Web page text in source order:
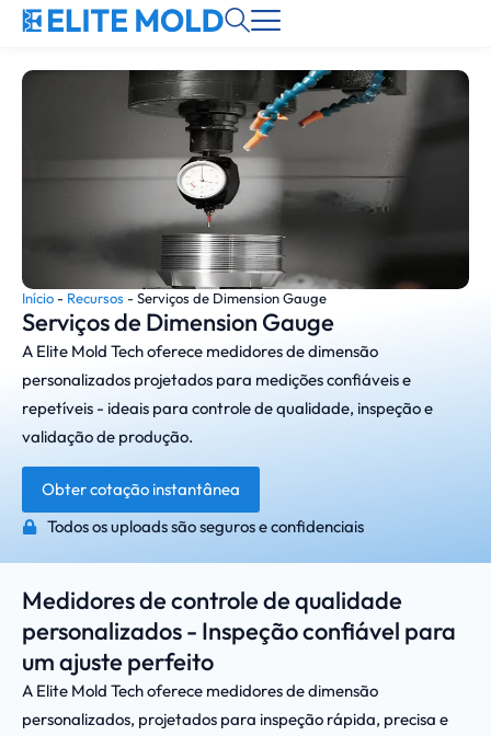
Início- Recursos -Serviços de Dimension Gauge
Serviços de Dimension Gauge
A Elite Mold Tech oferece medidores de dimensão
personalizados projetados para medições confiáveis e
repetíveis - ideais para controle de qualidade, inspeção e
validação de produção.
Obter cotação instantânea
Todos os uploads são seguros e confidenciais
Medidores de controle de qualidade
personalizados - Inspeção confiável para
um ajuste perfeito
A Elite Mold Tech oferece medidores de dimensão
personalizados, projetados para inspeção rápida, precisa e